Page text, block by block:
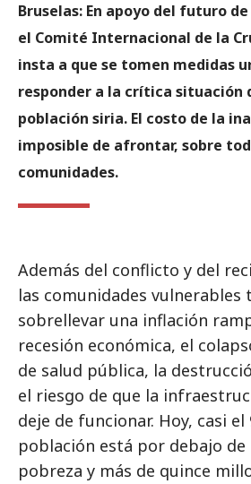
Bruselas: En apoyo del futuro
el Comité Internacional de la
insta a que se tomen medidas
responder a la crítica situación
población siria. El costo de la
imposible de afrontar, sobre
comunidades.
Además del conflicto y del
las comunidades vulnerables
sobrellevar una inflación
recesión económica, el
de salud pública, la
el riesgo de que la
deje de funcionar. Hoy, casi el
población está por debajo de
pobreza y más de quince